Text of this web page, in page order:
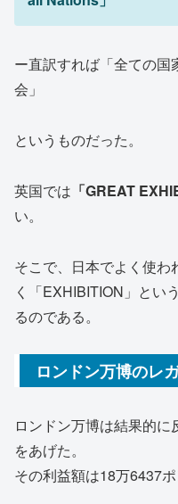
ー直訳すれば「全ての
会」
というものだった。
英国では 「GREAT
い。
そこで、日本でよく使
く「EXHIBITION」とい
るのである。
ロンドン万博のレ
ロンドン万博は結果的
をあげた。
その利益額は18万6437ポ